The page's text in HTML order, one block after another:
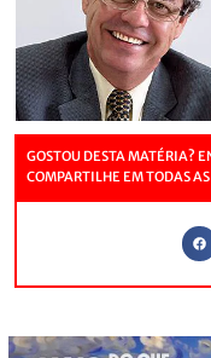
GOSTOU DESTA MATÉRIA?
COMPARTILHE EM TODAS